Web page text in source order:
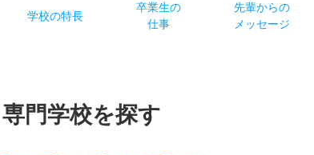
学校の特長
卒業生の
仕事
先輩からの
メッセージ
専門学校を探す